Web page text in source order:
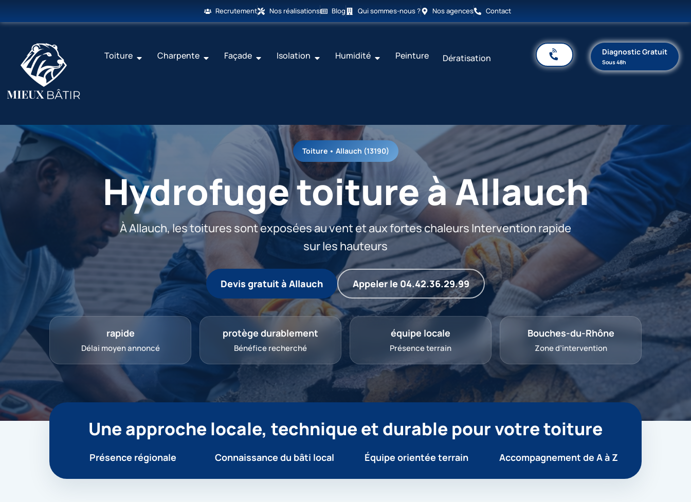
Recrutement Nos réalisations Blog Qui sommes-nous ? Nos agences Contact
Toiture Charpente Façade Isolation Humidité Peinture Dératisation
Diagnostic Gratuit
Sous 48h
Toiture • Allauch (13190)
Hydrofuge toiture à Allauch
À Allauch, les toitures sont exposées au vent et aux fortes chaleurs Intervention rapide
sur les hauteurs
Devis gratuit à Allauch Appeler le 04.42.36.29.99
rapide
Délai moyen annoncé
protège durablement
Bénéfice recherché
équipe locale
Présence terrain
Bouches-du-Rhône
Zone d’intervention
Une approche locale, technique et durable pour votre toiture
Présence régionale Connaissance du bâti local Équipe orientée terrain Accompagnement de A à Z